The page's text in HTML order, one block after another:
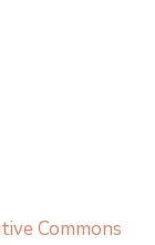
Commons